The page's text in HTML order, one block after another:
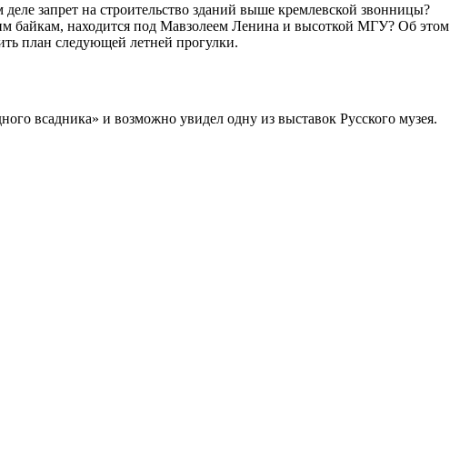
запрет на строительство зданий выше кремлевской звонницы?
байкам, находится под Мавзолеем Ленина и высоткой МГУ? Об этом
план следующей летней прогулки.
всадника» и возможно увидел одну из выставок Русского музея.